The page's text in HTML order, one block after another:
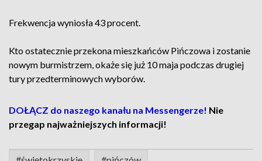
Frekwencja wyniosła 43 procent.
Kto ostatecznie przekona mieszkańców Pińczowa i zostanie
nowym burmistrzem, okaże się już 10 maja podczas drugiej
tury przedterminowych wyborów.
DOŁĄCZ do naszego kanału na Messengerze! Nie
przegap najważniejszych informacji!